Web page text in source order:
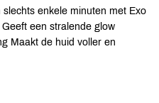
enkele minuten met Exo
een stralende glow
Maakt de huid voller en